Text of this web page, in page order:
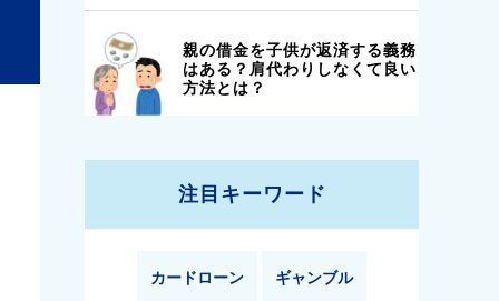
注目キーワード
カードローン ギャンブル